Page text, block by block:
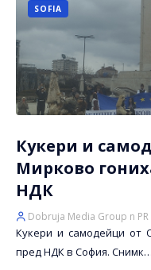
SOFIA
Кукери и
Мирково
НДК
Dobruja Media Group n PR
Кукери и самодейци от
пред НДК в София. Снимк…